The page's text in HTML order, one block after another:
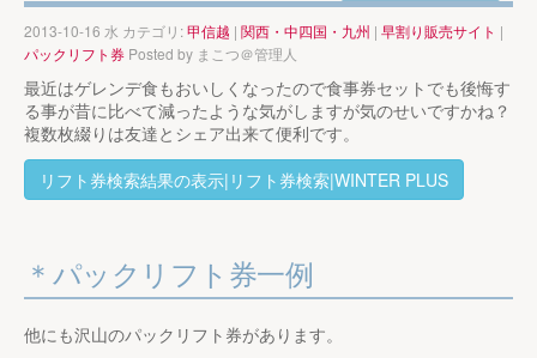
2013-10-16 水 カテゴリ:甲信越 | 関西・中四国・九州 | 早割り販売サイト |
パックリフト券 Posted by まこつ＠管理人
最近はゲレンデ食もおいしくなったので食事券セットでも後悔す
る事が昔に比べて減ったような気がしますが気のせいですかね？
複数枚綴りは友達とシェア出来て便利です。
リフト券検索結果の表示|リフト券検索|WINTER PLUS
パックリフト券一例
他にも沢山のパックリフト券があります。